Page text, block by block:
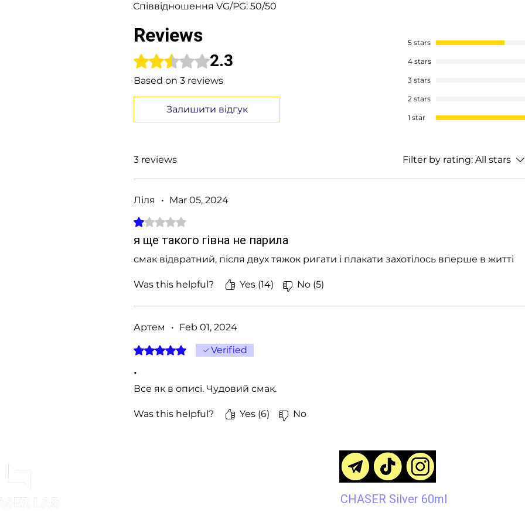
Співвідношення VG/PG: 50/50
Reviews
Rated 2.3 out of 5 stars.
2.3
Based on 3 reviews
Залишити відгук
5 stars
4 stars
3 stars
2 stars
1 star
3 reviews Filter by rating: All stars
Ліля • Mar 05, 2024
Rated 1 out of 5 stars.
я ще такого гівна не парила
смак відвратний, після двух тяжок ригати і плакати захотілось вперше в житті
Was this helpful? Yes (14) No (5)
Артем • Feb 01, 2024
Rated 5 out of 5 stars.Verified
.
Все як в описі. Чудовий смак.
Was this helpful? Yes (6) No
CHASER Silver 60ml